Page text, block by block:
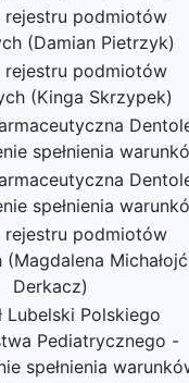
rejestru podmiotów
(Damian Pietrzyk)
rejestru podmiotów
(Kinga Skrzypek)
spełnienia
spełnienia
rejestru podmiotów
Derkacz)
Lubelski Polskiego
Pediatrycznego -
spełnienia